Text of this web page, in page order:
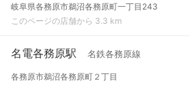
岐阜県各務原市鵜沼各務原町一丁目243
このページの店舗から 3.3 km
名電各務原駅 名鉄各務原線
各務原市鵜沼各務原町２丁目